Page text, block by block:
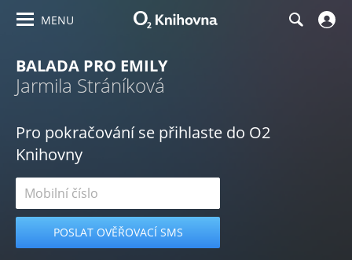
MENU
BALADA PRO EMILY
Jarmila Stráníková
Pro pokračování se přihlaste do O2
Knihovny